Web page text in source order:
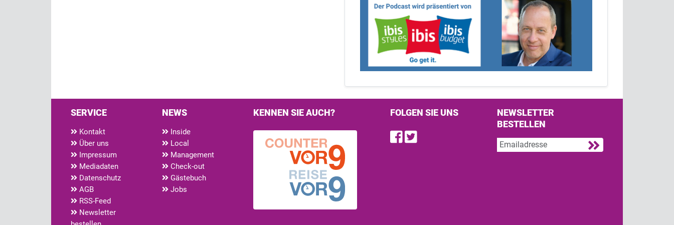
SERVICE
Kontakt
Über uns
Impressum
Mediadaten
Datenschutz
AGB
RSS-Feed
Newsletter
NEWS
Inside
Local
Management
Check-out
Gästebuch
Jobs
KENNEN SIE AUCH? FOLGEN SIE UNS
Find us on Facebook
Follow us on Twitter
NEWSLETTER
BESTELLEN